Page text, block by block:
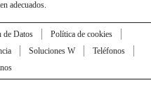
adecuados.
de Datos
Política de cookies
Soluciones W
Teléfonos